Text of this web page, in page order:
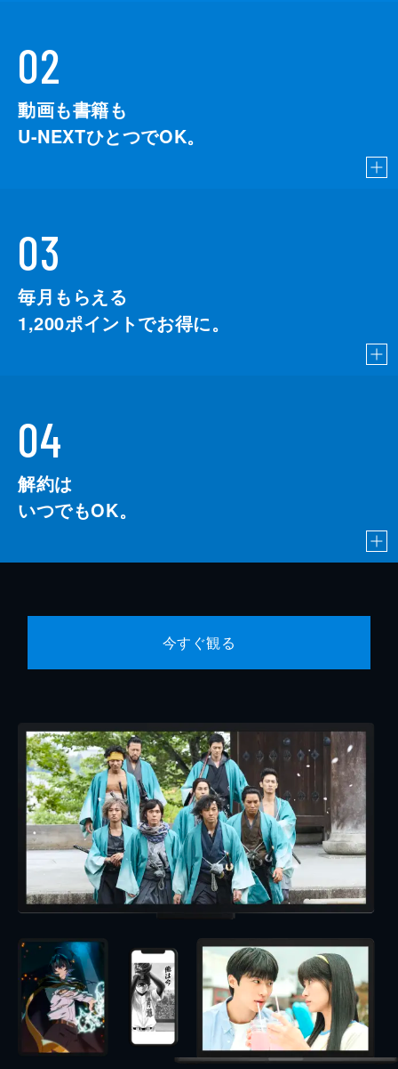
02
動画も書籍も
U-NEXTひとつでOK。
03
毎月もらえる
1,200ポイントでお得に。
04
解約は
いつでもOK。
今すぐ観る